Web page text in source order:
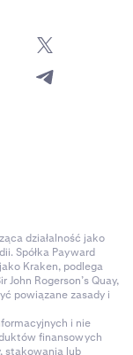
działalność jako
Spółka Payward
Kraken, podlega
Rogerson’s Quay,
powiązane zasady i
i nie
finansowych
stakowania lub